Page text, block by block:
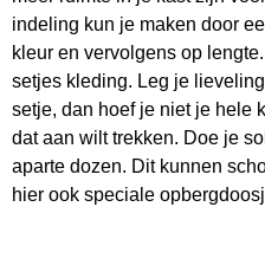
indeling kun je maken door
kleur en vervolgens op
setjes kleding. Leg je
setje, dan hoef je niet je hele
dat aan wilt trekken. Doe je
aparte dozen. Dit kunnen
hier ook speciale